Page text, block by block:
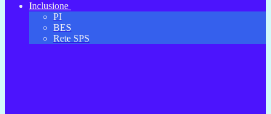
Inclusione
PI
BES
Rete SPS